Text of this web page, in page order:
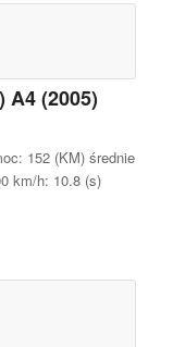
A4 (2005)
152 (KM) średnie
km/h: 10.8 (s)